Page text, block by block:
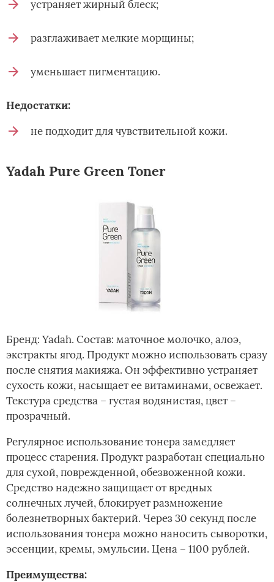
устраняет жирный блеск;
разглаживает мелкие морщины;
уменьшает пигментацию.
Недостатки:
не подходит для чувствительной кожи.
Yadah Pure Green Toner
Бренд: Yadah. Состав: маточное молочко, алоэ,
экстракты ягод. Продукт можно использовать сразу
после снятия макияжа. Он эффективно устраняет
сухость кожи, насыщает ее витаминами, освежает.
Текстура средства – густая водянистая, цвет –
прозрачный.
Регулярное использование тонера замедляет
процесс старения. Продукт разработан специально
для сухой, поврежденной, обезвоженной кожи.
Средство надежно защищает от вредных
солнечных лучей, блокирует размножение
болезнетворных бактерий. Через 30 секунд после
использования тонера можно наносить сыворотки,
эссенции, кремы, эмульсии. Цена – 1100 рублей.
Преимущества: